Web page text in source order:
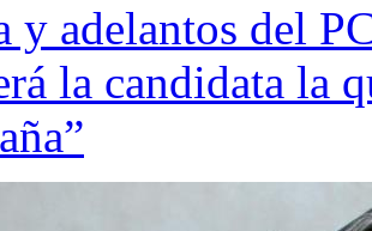
y adelantos del
la candidata la